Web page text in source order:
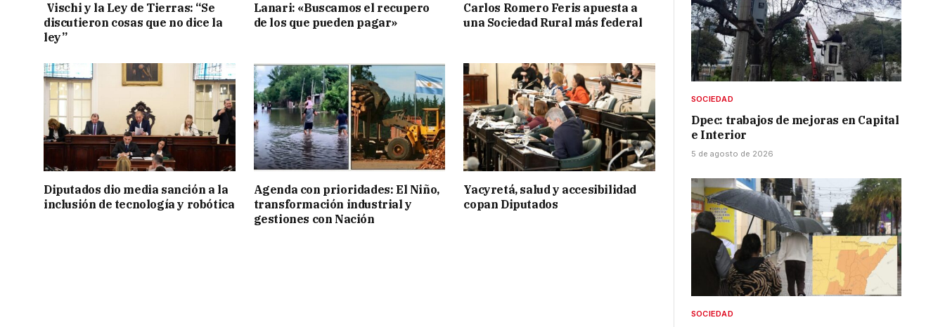
Vischi y la Ley de Tierras: “Se
discutieron cosas que no dice la
ley”
Lanari: «Buscamos el recupero
de los que pueden pagar»
Carlos Romero Feris apuesta a
una Sociedad Rural más federal
Diputados dio media sanción a la
inclusión de tecnología y robótica
Agenda con prioridades: El Niño,
transformación industrial y
gestiones con Nación
Yacyretá, salud y accesibilidad
copan Diputados
SOCIEDAD
Dpec: trabajos de mejoras en Capital
e Interior
5 de agosto de 2026
SOCIEDAD